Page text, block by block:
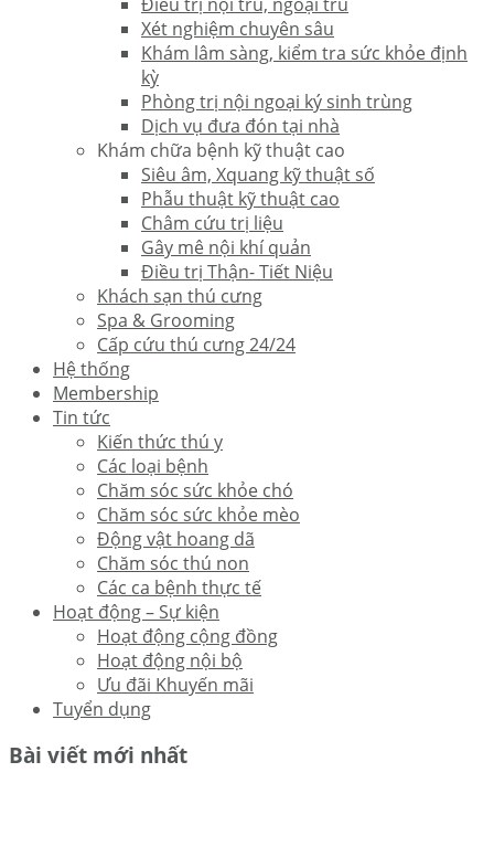
Xét nghiệm chuyên sâu
Khám lâm sàng, kiểm tra sức khỏe định
kỳ
Phòng trị nội ngoại ký sinh trùng
Dịch vụ đưa đón tại nhà
Khám chữa bệnh kỹ thuật cao
Siêu âm, Xquang kỹ thuật số
Phẫu thuật kỹ thuật cao
Châm cứu trị liệu
Gây mê nội khí quản
Điều trị Thận- Tiết Niệu
Khách sạn thú cưng
Spa & Grooming
Cấp cứu thú cưng 24/24
Hệ thống
Membership
Tin tức
Kiến thức thú y
Các loại bệnh
Chăm sóc sức khỏe chó
Chăm sóc sức khỏe mèo
Động vật hoang dã
Chăm sóc thú non
Các ca bệnh thực tế
Hoạt động – Sự kiện
Hoạt động cộng đồng
Hoạt động nội bộ
Ưu đãi Khuyến mãi
Tuyển dụng
Bài viết mới nhất